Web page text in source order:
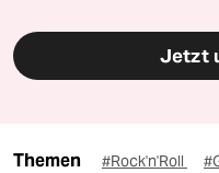
Jetzt
Themen #Rock'n'Roll